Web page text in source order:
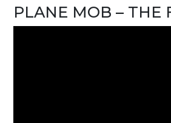
PLANE MOB – THE